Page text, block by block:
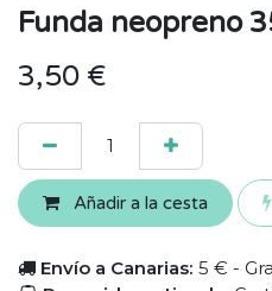
Funda neopreno
3,50 €
Añadir a la cesta
Envío a Canarias: 5 € -